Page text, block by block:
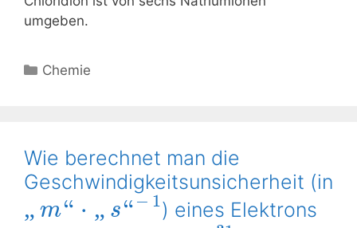
umgeben.
Kategorien
Chemie
Wie berechnet man die
Geschwindigkeitsunsicherheit (in
„ m“ ⋅ „ s“− 1) eines Elektrons